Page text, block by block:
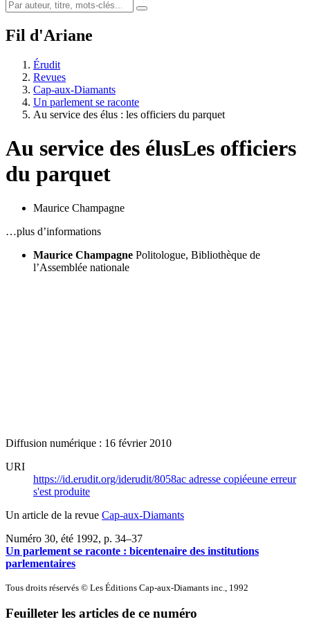
Fil d'Ariane
Érudit
Revues
Cap-aux-Diamants
Un parlement se raconte
Au service des élus : les officiers du parquet
Au service des élusLes officiers
du parquet
Maurice Champagne
…plus d’informations
Maurice Champagne Politologue, Bibliothèque de
l’Assemblée nationale
Diffusion numérique : 16 février 2010
URI
https://id.erudit.org/iderudit/8058ac adresse copiéeune erreur
s'est produite
Un article de la revue Cap-aux-Diamants
Numéro 30, été 1992, p. 34–37
Un parlement se raconte : bicentenaire des institutions
parlementaires
Tous droits réservés © Les Éditions Cap-aux-Diamants inc., 1992
Feuilleter les articles de ce numéro